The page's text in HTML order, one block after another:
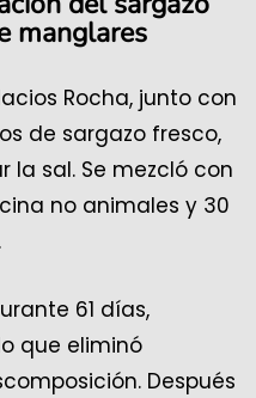
manglares
Rocha, junto con
de sargazo fresco,
la sal. Se mezcló con
no animales y 30
61 días,
que eliminó
Después